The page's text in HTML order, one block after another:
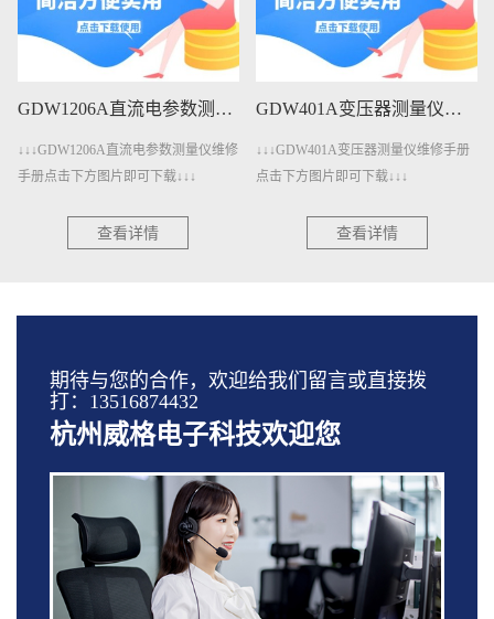
GDW401A变压器测量仪维修手册下载
↓↓↓GDW401A变压器测量仪维修手册
点击下方图片即可下载↓↓↓
查看详情
GDW401变压器测量仪维修手册下载
↓↓↓GDW401变压器测量仪维修手册点
击下方图片即可下载↓↓↓
查看详情
期待与您的合作，欢迎给我们留言或直接拨
打：13516874432
杭州威格电子科技欢迎您